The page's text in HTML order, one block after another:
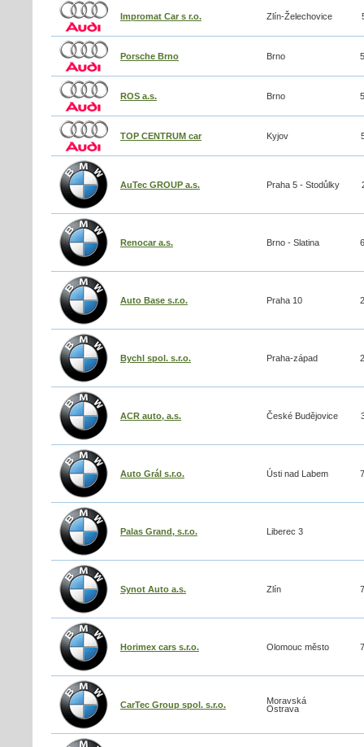
Impromat Car s r.o. Zlín-Želechovice
Porsche Brno Brno
ROS a.s. Brno
TOP CENTRUM car Kyjov
AuTec GROUP a.s. Praha 5 - Stodůlky
Renocar a.s. Brno - Slatina
Auto Base s.r.o. Praha 10
Bychl spol. s.r.o. Praha-západ
ACR auto, a.s. České Budějovice
Auto Grál s.r.o. Ústi nad Labem
Palas Grand, s.r.o. Liberec 3
Synot Auto a.s. Zlín
Horimex cars s.r.o. Olomouc město
CarTec Group spol. s.r.o.
Moravská
Ostrava